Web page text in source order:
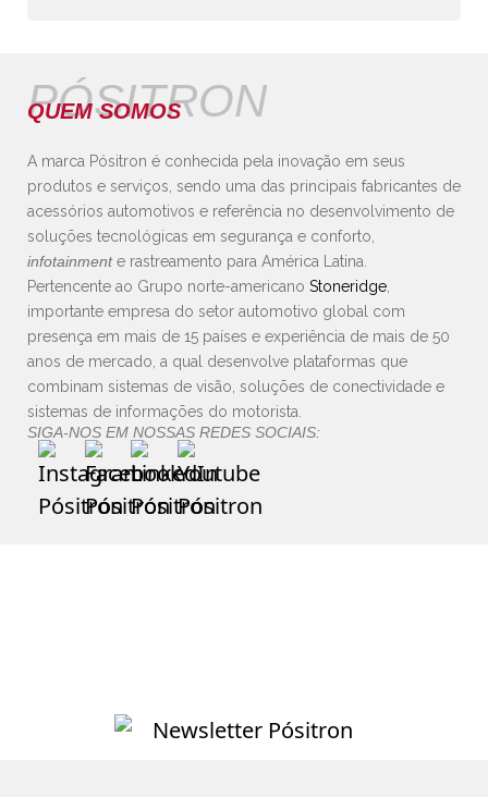
PÓSITRON
QUEM SOMOS
A marca Pósitron é conhecida pela inovação em seus
produtos e serviços, sendo uma das principais fabricantes de
acessórios automotivos e referência no desenvolvimento de
soluções tecnológicas em segurança e conforto,
infotainmente rastreamento para América Latina.
Pertencente ao Grupo norte-americano Stoneridge
importante empresa do setor automotivo global com
presença em mais de 15 países e experiência de mais de 50
anos de mercado, a qual desenvolve plataformas que
combinam sistemas de visão, soluções de conectividade e
sistemas de informações do motorista.
SIGA-NOS EM NOSSAS REDES SOCIAIS: